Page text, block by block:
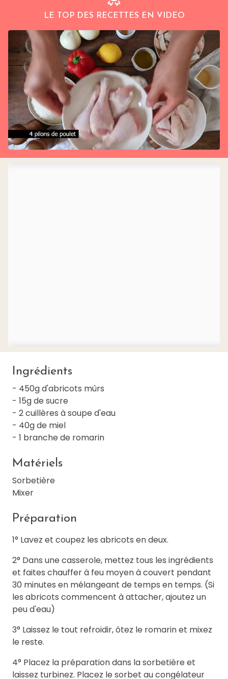
LE TOP DES RECETTES EN VIDEO
Ingrédients
- 450g d'abricots mûrs
- 15g de sucre
- 2 cuillères à soupe d'eau
- 40g de miel
- 1 branche de romarin
Matériels
Sorbetière
Mixer
Préparation
1° Lavez et coupez les abricots en deux.
2° Dans une casserole, mettez tous les ingrédients
et faites chauffer à feu moyen à couvert pendant
30 minutes en mélangeant de temps en temps. (Si
les abricots commencent à attacher, ajoutez un
peu d'eau)
3° Laissez le tout refroidir, ôtez le romarin et mixez
le reste.
4° Placez la préparation dans la sorbetière et
laissez turbinez. Placez le sorbet au congélateur